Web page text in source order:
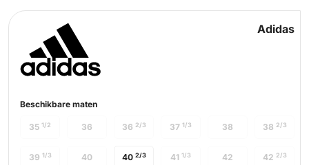
Adidas
Beschikbare maten
40 2/3
35 1/2 36 36 2/3 37 1/3 38 38 2/3
39 1/3 40 41 1/3 42 42 2/3